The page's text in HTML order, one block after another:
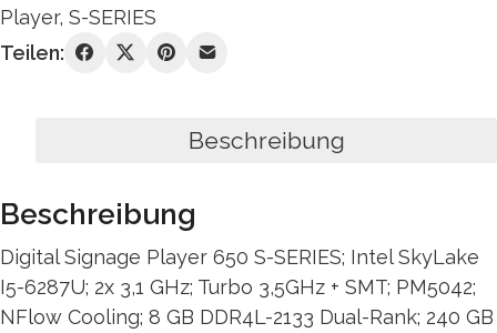
Player, S-SERIES
Teilen:
Beschreibung
Beschreibung
Digital Signage Player 650 S-SERIES; Intel SkyLake
I5-6287U; 2x 3,1 GHz; Turbo 3,5GHz + SMT; PM5042;
NFlow Cooling; 8 GB DDR4L-2133 Dual-Rank; 240 GB